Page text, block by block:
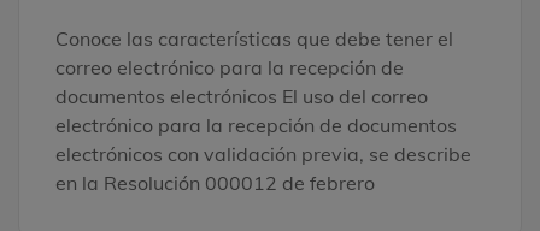
Conoce las características que debe tener el
correo electrónico para la recepción de
documentos electrónicos El uso del correo
electrónico para la recepción de documentos
electrónicos con validación previa, se describe
en la Resolución 000012 de febrero